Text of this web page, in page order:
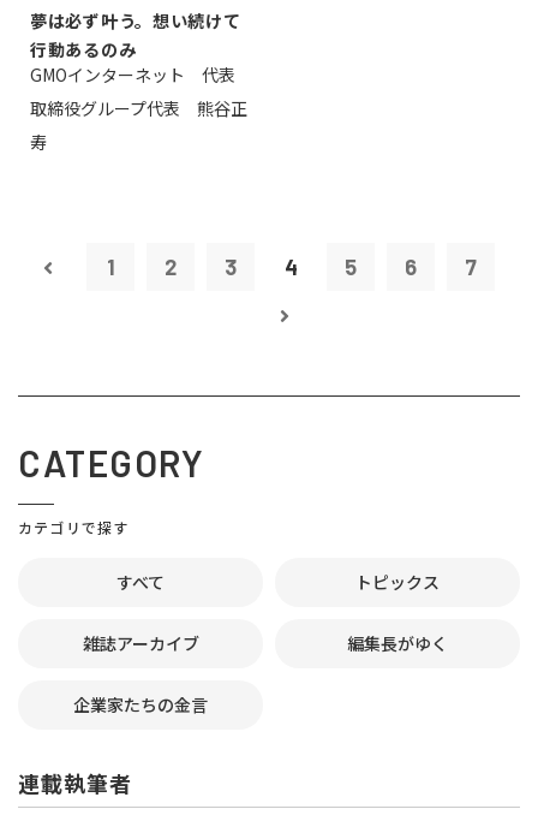
夢は必ず叶う。想い続けて
行動あるのみ
GMOインターネット 代表
取締役グループ代表 熊谷正
寿
1 2 3 4 5 6 7
CATEGORY
カテゴリで探す
すべて トピックス
雑誌アーカイブ 編集長がゆく
企業家たちの金言
連載執筆者